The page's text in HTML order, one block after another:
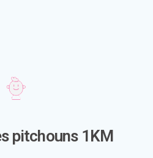
pitchouns 1KM